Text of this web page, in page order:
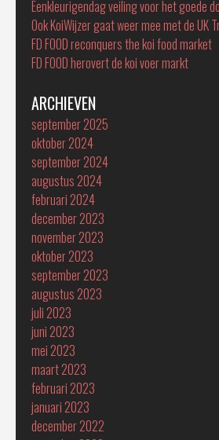
Eenkleurigendag veiling voor het goede
Ook KoiWijzer gaat weer mee met de UK
FD FOOD reconquers the koi food market
FD FOOD herovert de koi voer markt
ARCHIEVEN
september 2025
oktober 2024
september 2024
augustus 2024
februari 2024
december 2023
november 2023
oktober 2023
september 2023
augustus 2023
juli 2023
juni 2023
mei 2023
maart 2023
februari 2023
januari 2023
december 2022